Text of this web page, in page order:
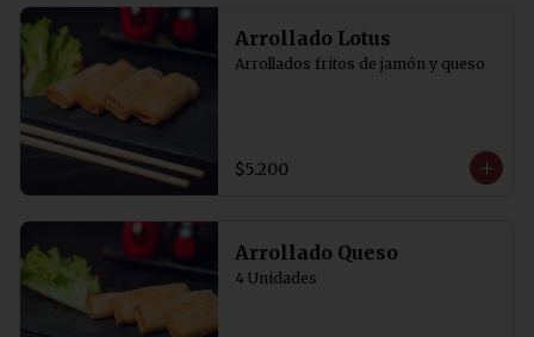
Arrollado Lotus
Arrollados fritos de jamón y queso
$5.200
Arrollado Queso
4 Unidades